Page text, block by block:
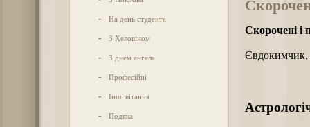
- На день студента
- З Хеловіном
- З днем ангела
- Професійні
- Інші вітання
- Подяка
Скорочені і